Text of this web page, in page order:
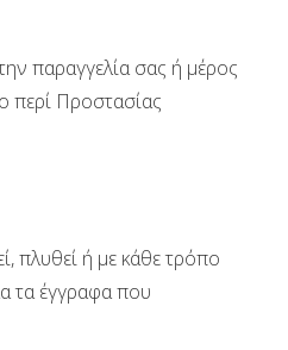
παραγγελία σας ή μέρος
περί Προστασίας
πλυθεί ή με κάθε τρόπο
τα έγγραφα που